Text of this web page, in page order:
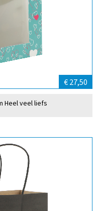
€ 27,50
Heel veel liefs